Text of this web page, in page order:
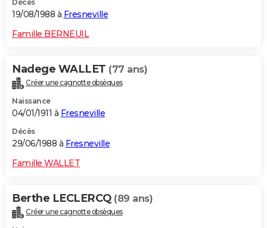
Décès
19/08/1988 à Fresneville
Famille BERNEUIL
Nadege WALLET (77 ans)
Créer une cagnotte obsèques
Naissance
04/01/1911 à Fresneville
Décès
29/06/1988 à Fresneville
Famille WALLET
Berthe LECLERCQ (89 ans)
Créer une cagnotte obsèques